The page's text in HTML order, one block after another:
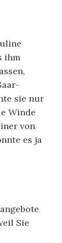
ihm
sie nur
Winde
von
es ja
Sie